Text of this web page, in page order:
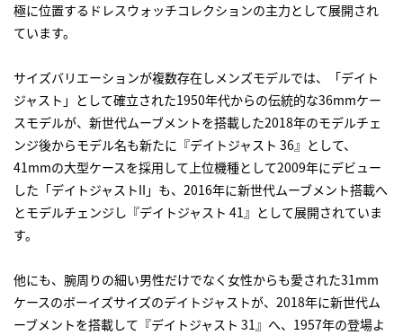
極に位置するドレスウォッチコレクションの主力として展開され
ています。
サイズバリエーションが複数存在しメンズモデルでは、「デイト
ジャスト」として確立された1950年代からの伝統的な36mmケー
スモデルが、新世代ムーブメントを搭載した2018年のモデルチェ
ンジ後からモデル名も新たに『デイトジャスト 36』として、
41mmの大型ケースを採用して上位機種として2009年にデビュー
した「デイトジャストII」も、2016年に新世代ムーブメント搭載へ
とモデルチェンジし『デイトジャスト 41』として展開されていま
す。
他にも、腕周りの細い男性だけでなく女性からも愛された31mm
ケースのボーイズサイズのデイトジャストが、2018年に新世代ム
ーブメントを搭載して『デイトジャスト 31』へ、1957年の登場よ